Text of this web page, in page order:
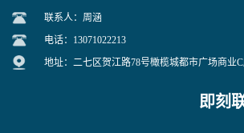
联系人：周涵
电话：13071022213
地址：二七区贺江路78号橄榄城都市广场商业
即刻